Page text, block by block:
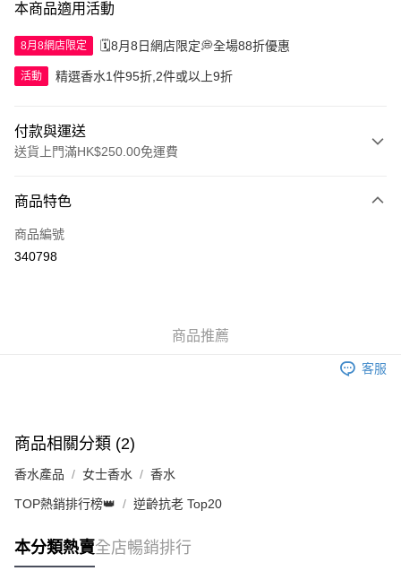
本商品適用活動
8月8網店限定 🗓️8月8日網店限定💭全場88折優惠
活動 精選香水1件95折,2件或以上9折
付款與運送
送貨上門滿HK$250.00免運費
信用卡
Apple Pay
付款後門市自取，訂單確認後2-4個工作天到店，7天內取。逾期後
商品特色
商品編號
340798
商品推薦
客服
商品相關分類 (2)
香水產品 女士香水 香水
TOP熱銷排行榜👑 逆齡抗老 Top20
本分類熱賣全店暢銷排行